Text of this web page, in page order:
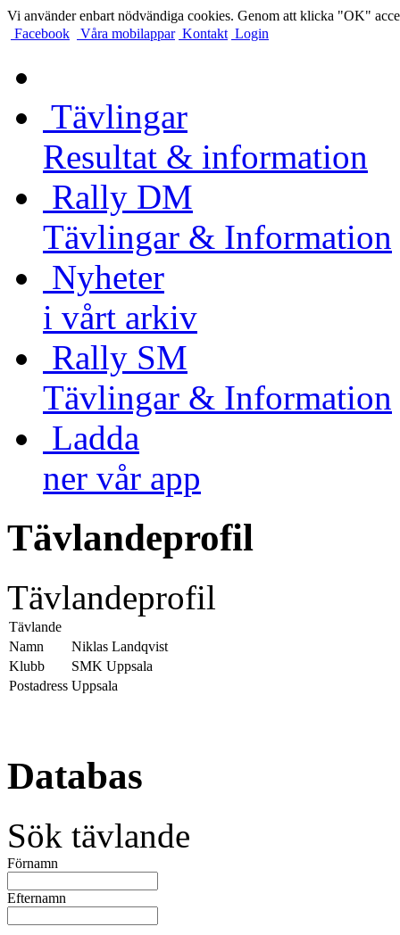
Vi använder enbart nödvändiga cookies. Genom att klicka "OK"
Facebook
Våra mobilappar Kontakt Login
Tävlingar
Resultat & information
Rally DM
Tävlingar & Information
Nyheter
i vårt arkiv
Rally SM
Tävlingar & Information
Ladda
ner vår app
Tävlandeprofil
Tävlandeprofil
Tävlande
Namn
Niklas Landqvist
Klubb
SMK Uppsala
Postadress Uppsala
Databas
Sök tävlande
Förnamn
Efternamn